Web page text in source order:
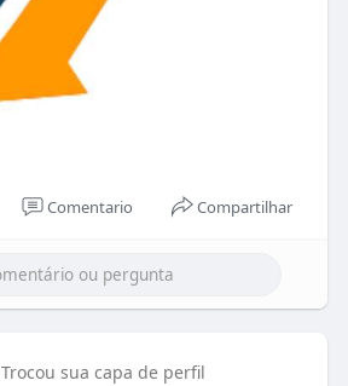
Comentario Compartilhar
Trocou sua capa de perfil